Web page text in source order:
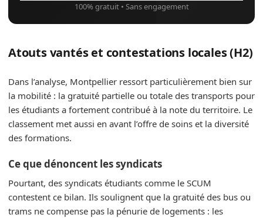
100% gratuit • Sans engagement
Atouts vantés et contestations locales (H2)
Dans l’analyse, Montpellier ressort particulièrement bien sur
la mobilité : la gratuité partielle ou totale des transports pour
les étudiants a fortement contribué à la note du territoire. Le
classement met aussi en avant l’offre de soins et la diversité
des formations.
Ce que dénoncent les syndicats
Pourtant, des syndicats étudiants comme le SCUM
contestent ce bilan. Ils soulignent que la gratuité des bus ou
trams ne compense pas la pénurie de logements : les